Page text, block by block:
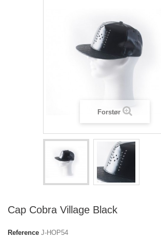
Forstør
Cap Cobra Village Black
Reference J-HOP54